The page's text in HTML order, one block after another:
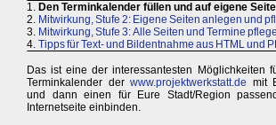
1. Den Terminkalender füllen und auf eigene
2. Mitwirkung, Stufe 2: Eigene Seiten anlegen und
3. Mitwirkung, Stufe 3: Alle Seiten und Termine
4. Tipps für Text- und Bildentnahme aus HTML und
Das ist eine der interessantesten Möglichkeiten
Terminkalender derwww.projektwerkstatt.de mit
und dann einen für Eure Stadt/Region
Internetseite einbinden.